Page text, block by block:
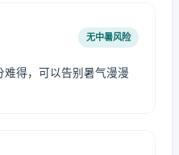
无中暑风险
得，可以告别暑气漫漫